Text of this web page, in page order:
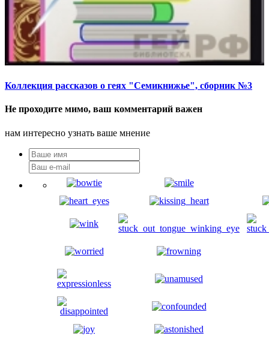
Коллекция рассказов о геях "Семикнижье", сборник №3
Не проходите мимо, ваш комментарий важен
нам интересно узнать ваше мнение